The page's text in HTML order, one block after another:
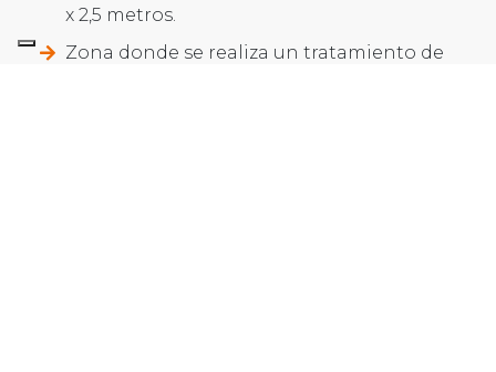
x 2,5 metros.
Zona donde se realiza un tratamiento de